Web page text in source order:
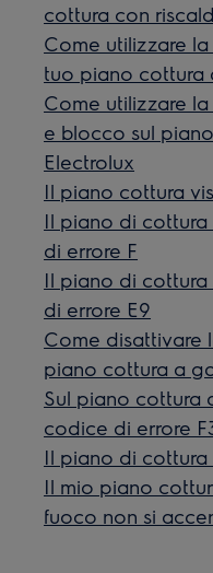
cottura con
Come utilizzare
tuo piano cottura
Come utilizzare
e blocco sul
Electrolux
Il piano cottura
Il piano di cottura
di errore F
Il piano di cottura
di errore E9
Come disattivare
piano cottura a
Sul piano cottura
codice di errore
Il piano di cottura
Il mio piano
fuoco non si